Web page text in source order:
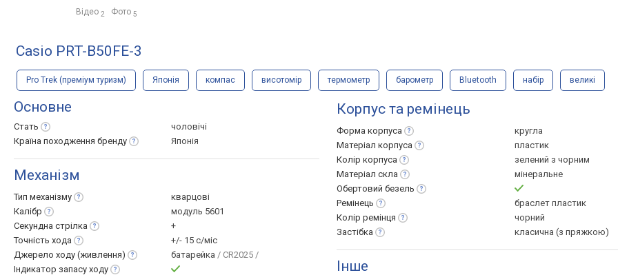
Відео 2 Фото 5
Casio PRT-B50FE-3
Pro Trek (преміум туризм) Японія компас висотомір термометр барометр Bluetooth набір великі
Основне
Стать
чоловічі
Країна походження бренду Японія
Механізм
Тип механізму
кварцові
Калібр
модуль 5601
Секундна стрілка
+
Точність хода
+/- 15 с/міс
Джерело ходу (живлення) батарейка / CR2025 /
Індикатор запасу ходу
Корпус та ремінець
Форма корпуса
кругла
Матеріал корпуса
пластик
Колір корпуса
зелений з чорним
Матеріал скла
мінеральне
Обертовий безель
Ремінець
браслет пластик
Колір ремінця
чорний
Застібка
класична (з пряжкою)
Інше